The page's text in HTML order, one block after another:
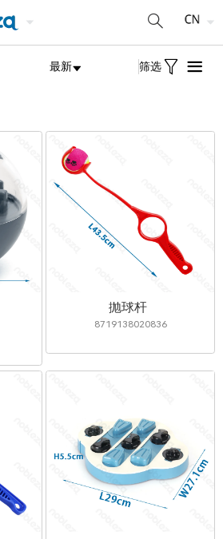
最新 筛选
抛球杆
8719138020836